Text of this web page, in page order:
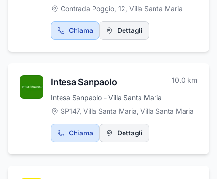
divisa. Disbrigo pratiche, addobbi floreali,
addobbi funebri, affissioni avvisi di lutto,
allestimento camere ardenti, articoli ed arredi
funebri, trasporti funebri nazionali ed
pratiche ASL, pratiche comunali,
famigliari del defunto la sicurezza e la
funzione.
Contrada Poggio, 12, Villa Santa Maria
Chiama Dettagli
Intesa Sanpaolo 10.0 km
Intesa Sanpaolo - Villa Santa Maria
SP147, Villa Santa Maria, Villa Santa Maria
Chiama Dettagli